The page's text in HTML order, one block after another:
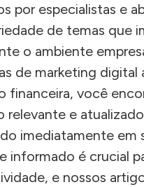
por especialistas e
de temas que
o ambiente
de marketing digital
financeira, você
relevante e
imediatamente em
informado é crucial
e nossos